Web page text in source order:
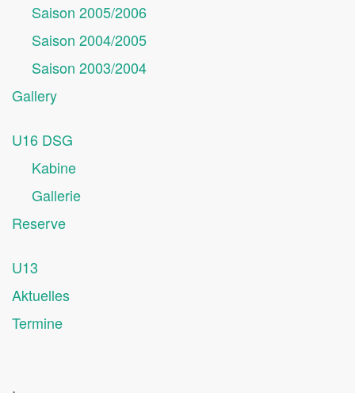
Saison 2005/2006
Saison 2004/2005
Saison 2003/2004
Gallery
U16 DSG
Kabine
Gallerie
Reserve
U13
Aktuelles
Termine
.